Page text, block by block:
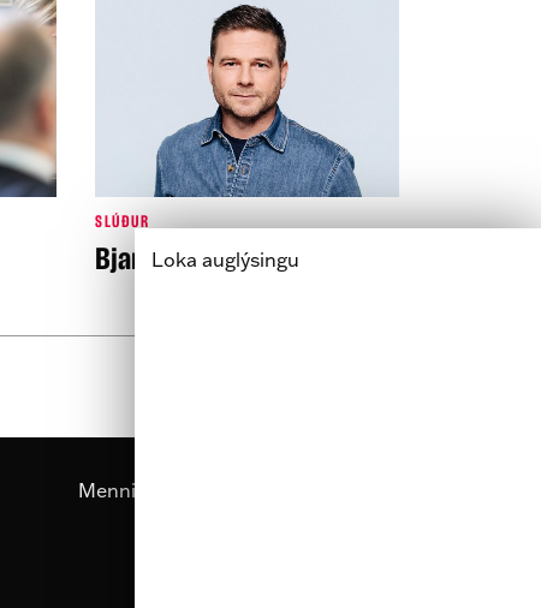
SLÚÐUR
Bjarni ósýnilegur
Menning
Loka auglýsingu